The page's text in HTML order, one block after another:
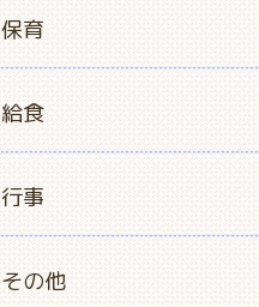
保育
給食
行事
その他